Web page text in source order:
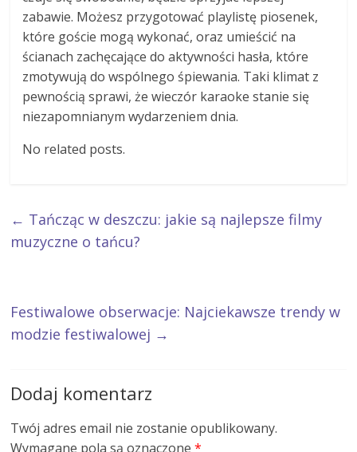
zabawie. Możesz przygotować playlistę piosenek,
które goście mogą wykonać, oraz umieścić na
ścianach zachęcające do aktywności hasła, które
zmotywują do wspólnego śpiewania. Taki klimat z
pewnością sprawi, że wieczór karaoke stanie się
niezapomnianym wydarzeniem dnia.
No related posts.
← Tańcząc w deszczu: jakie są najlepsze filmy
muzyczne o tańcu?
Festiwalowe obserwacje: Najciekawsze trendy w
modzie festiwalowej →
Dodaj komentarz
Twój adres email nie zostanie opublikowany.
Wymagane pola są oznaczone*